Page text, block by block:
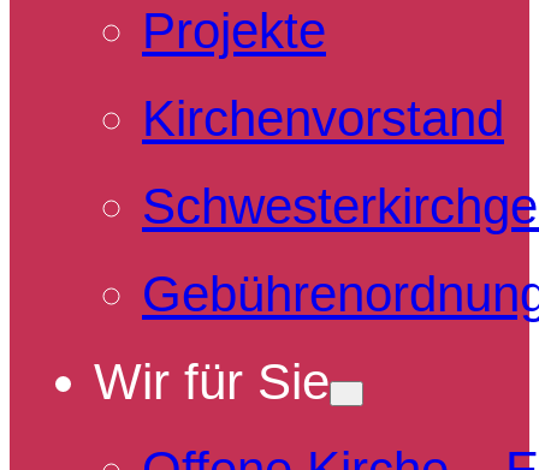
Projekte
Kirchenvorstand
Wir für Sie